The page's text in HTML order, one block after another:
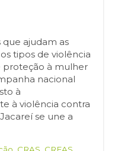
ajudam as
tipos de violência
proteção à mulher
nacional
à
à violência contra
se une a